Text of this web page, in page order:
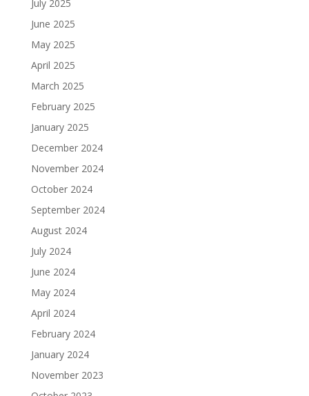
July 2025
June 2025
May 2025
April 2025
March 2025
February 2025
January 2025
December 2024
November 2024
October 2024
September 2024
August 2024
July 2024
June 2024
May 2024
April 2024
February 2024
January 2024
November 2023